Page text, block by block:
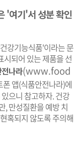
'여기'서 성분 확인
강기능식품'이라는 문
시되어 있는 제품을 선
나라(www.food
앱(식품안전나라)에
으니 참고하자. 건강
, 만성질환을 예방 치
혹되지 않도록 주의해